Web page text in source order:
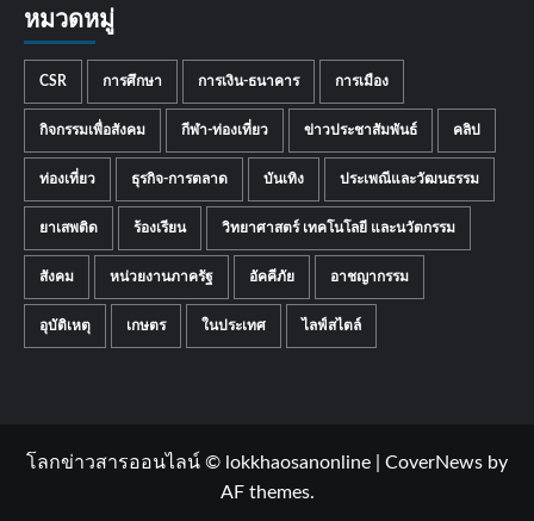
หมวดหมู่
CSR การศึกษา การเงิน-ธนาคาร การเมือง
กิจกรรมเพื่อสังคม กีฬา-ท่องเที่ยว ข่าวประชาสัมพันธ์ คลิป
ท่องเที่ยว ธุรกิจ-การตลาด บันเทิง ประเพณีและวัฒนธรรม
ยาเสพติด ร้องเรียน วิทยาศาสตร์ เทคโนโลยี และนวัตกรรม
สังคม หน่วยงานภาครัฐ อัคคีภัย อาชญากรรม
อุบัติเหตุ เกษตร ในประเทศ ไลฟ์สไตล์
โลกข่าวสารออนไลน์ © lokkhaosanonline CoverNews by
AF themes.